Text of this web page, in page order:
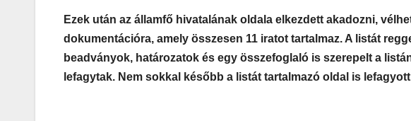
Ezek után az államfő hivatalának oldala elkezdett akadozni,
dokumentációra, amely összesen 11 iratot tartalmaz. A listát
beadványok, határozatok és egy összefoglaló is szerepelt a
lefagytak. Nem sokkal később a listát tartalmazó oldal is